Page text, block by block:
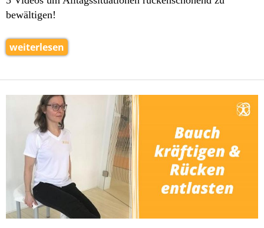
bewältigen!
weiterlesen